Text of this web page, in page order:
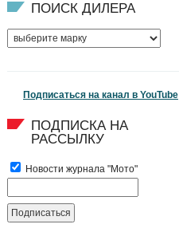
ПОИСК ДИЛЕРА
Подписаться на канал в YouTube
ПОДПИСКА НА
РАССЫЛКУ
Новости журнала "Мото"